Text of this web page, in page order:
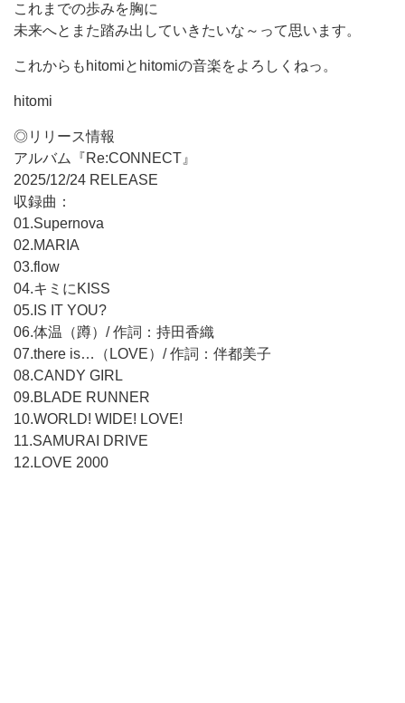
これまでの歩みを胸に
未来へとまた踏み出していきたいな～って思います。
これからもhitomiとhitomiの音楽をよろしくねっ。
hitomi
◎リリース情報
アルバム『Re:CONNECT』
2025/12/24 RELEASE
収録曲：
01.Supernova
02.MARIA
03.flow
04.キミにKISS
05.IS IT YOU?
06.体温（蹲）/ 作詞：持田香織
07.there is…（LOVE）/ 作詞：伴都美子
08.CANDY GIRL
09.BLADE RUNNER
10.WORLD! WIDE! LOVE!
11.SAMURAI DRIVE
12.LOVE 2000